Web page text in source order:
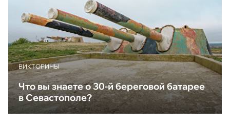
ВИКТОРИНЫ
Что вы знаете о 30-й береговой батарее
в Севастополе?